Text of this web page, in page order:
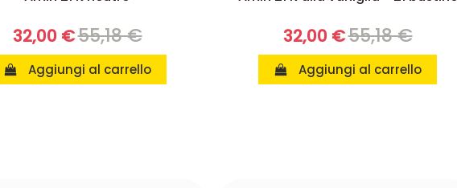
32,00 €55,18 €
Aggiungi al carrello
32,00 €55,18 €
Aggiungi al carrello